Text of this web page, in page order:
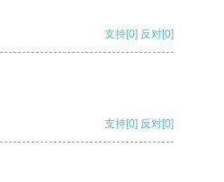
支持[0] 反对[0]
支持[0] 反对[0]